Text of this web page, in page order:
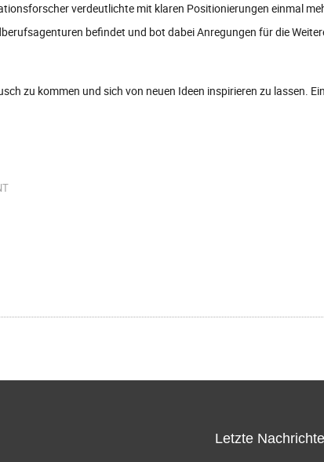
verdeutlichte mit klaren Positionierungen einmal
befindet und bot dabei Anregungen für die
zu kommen und sich von neuen Ideen inspirieren zu lassen.
Letzte